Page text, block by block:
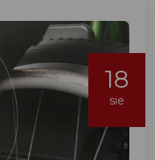
18
sie